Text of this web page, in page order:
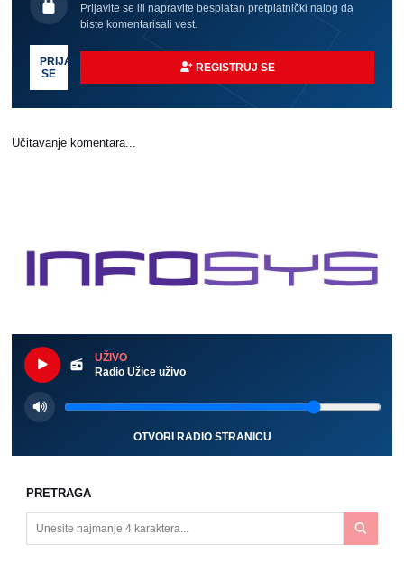
Prijavite se ili napravite besplatan pretplatnički nalog da
biste komentarisali vest.
PRIJAVI
SE
REGISTRUJ SE
Učitavanje komentara...
UŽIVO
Radio Užice uživo
OTVORI RADIO STRANICU
PRETRAGA